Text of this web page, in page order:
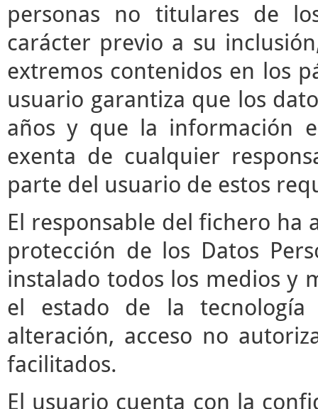
personas no titulares de
carácter previo a su
extremos contenidos en los
usuario garantiza que los
años y que la información
exenta de cualquier
parte del usuario de estos
El responsable del fichero ha
protección de los Datos
instalado todos los medios y
el estado de la
alteración, acceso no
facilitados.
El usuario cuenta con la